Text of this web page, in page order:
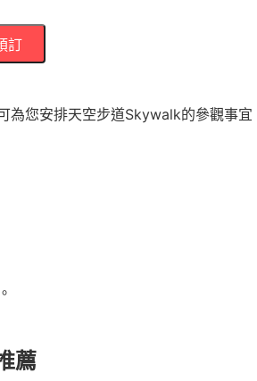
訂
您安排天空步道Skywalk的參觀事宜
薦